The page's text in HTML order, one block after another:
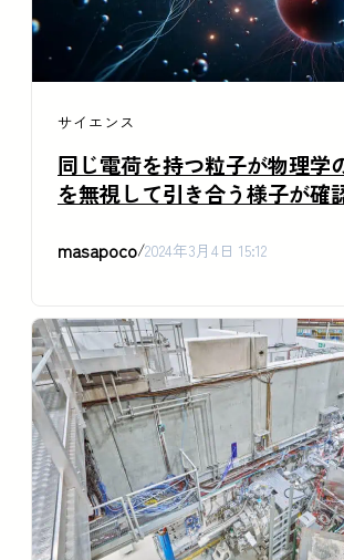
サイエンス
同じ電荷を持つ粒子が物理学
を無視して引き合う様子が確
masapoco/2024年3月4日 15:12